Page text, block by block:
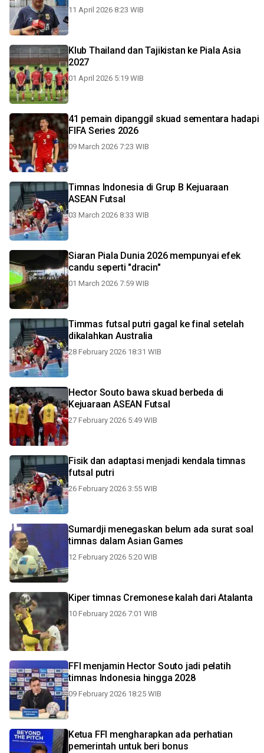
11 April 2026 8:23 WIB
Klub Thailand dan Tajikistan ke Piala Asia
2027
01 April 2026 5:19 WIB
41 pemain dipanggil skuad sementara hadapi
FIFA Series 2026
09 March 2026 7:23 WIB
Timnas Indonesia di Grup B Kejuaraan
ASEAN Futsal
03 March 2026 8:33 WIB
Siaran Piala Dunia 2026 mempunyai efek
candu seperti "dracin"
01 March 2026 7:59 WIB
Timmas futsal putri gagal ke final setelah
dikalahkan Australia
28 February 2026 18:31 WIB
Hector Souto bawa skuad berbeda di
Kejuaraan ASEAN Futsal
27 February 2026 5:49 WIB
Fisik dan adaptasi menjadi kendala timnas
futsal putri
26 February 2026 3:55 WIB
Sumardji menegaskan belum ada surat soal
timnas dalam Asian Games
12 February 2026 5:20 WIB
Kiper timnas Cremonese kalah dari Atalanta
10 February 2026 7:01 WIB
FFI menjamin Hector Souto jadi pelatih
timnas Indonesia hingga 2028
09 February 2026 18:25 WIB
Ketua FFI mengharapkan ada perhatian
pemerintah untuk beri bonus